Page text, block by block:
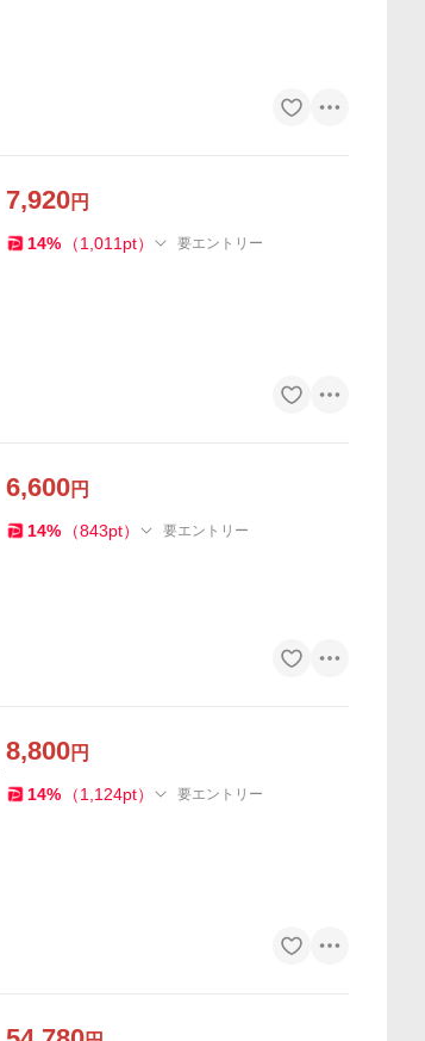
7,920円
14% （1,011 pt） 要エントリー
6,600円
14% （843pt） 要エントリー
8,800円
14% （1,124pt） 要エントリー